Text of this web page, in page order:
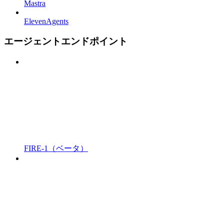
Mastra
ElevenAgents
エージェントエンドポイント
FIRE-1（ベータ）